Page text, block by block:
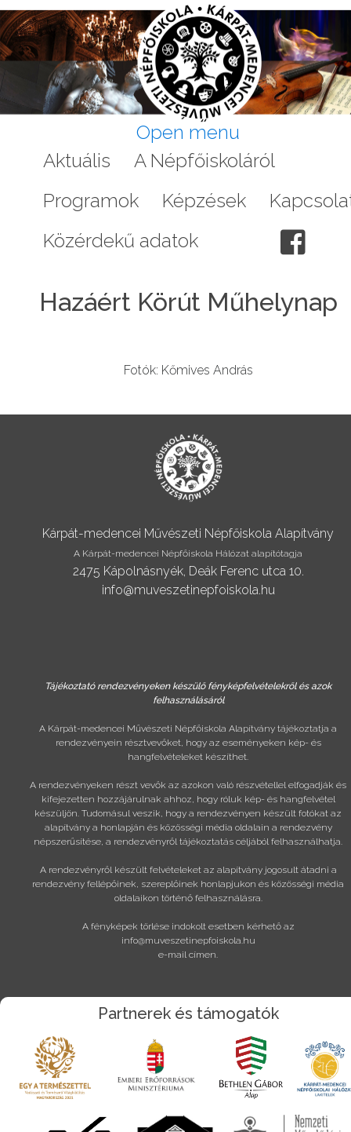
Open menu
Aktuális
A Népfőiskoláról
Programok
Képzések
Közérdekű adatok
Hazáért Körút Műhelynap
Fotók: Kőmives András
Kárpát-medencei Művészeti Népfőiskola Alapítvány
A Kárpát-medencei Népfőiskola Hálózat alapítótagja
2475 Kápolnásnyék, Deák Ferenc utca 10.
info@muveszetinepfoiskola.hu
Tájékoztató rendezvényeken készülő fényképfelvételekről és azok
felhasználásáról
A Kárpát-medencei Művészeti Népfőiskola Alapítvány tájékoztatja a
rendezvényein résztvevőket, hogy az eseményeken kép- és
hangfelvételeket készíthet.
A rendezvényeken részt vevők az azokon való részvétellel elfogadják és
kifejezetten hozzájárulnak ahhoz, hogy róluk kép- és hangfelvétel
készüljön. Tudomásul veszik, hogy a rendezvényen készült fotókat az
alapítvány a honlapján és közösségi média oldalain a rendezvény
népszerűsítése, a rendezvényről tájékoztatás céljából felhasználhatja.
A rendezvényről készült felvételeket az alapítvány jogosult átadni a
rendezvény fellépőinek, szereplőinek honlapjukon és közösségi média
oldalaikon történő felhasználásra.
A fényképek törlése indokolt esetben kérhető az
info@muveszetinepfoiskola.hu
e-mail címen.
Partnerek és támogatók